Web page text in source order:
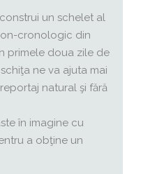
un schelet al
cronologic din
primele doua zile de
ne va ajuta mai
natural şi fără
în imagine cu
a obţine un